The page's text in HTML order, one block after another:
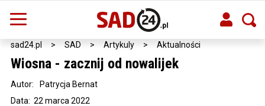
sad24.pl > SAD > Artykuly > Aktualności
Wiosna - zacznij od nowalijek
Data: 22 marca 2022
Autor: Patrycja Bernat